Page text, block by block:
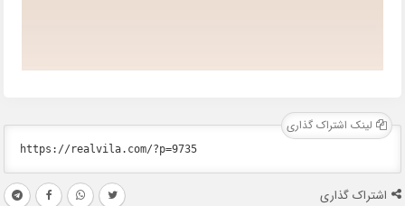
لینک اشتراک گذاری
اشتراک گذاری